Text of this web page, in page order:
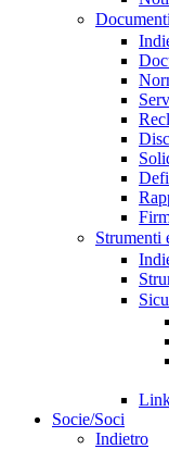
Strumenti
Socie/Soci
Indietro